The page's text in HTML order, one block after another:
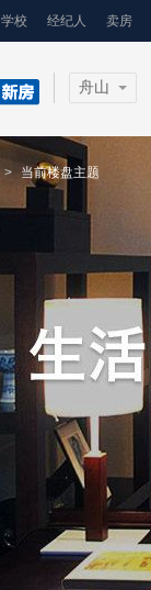
学校 经纪人 卖房
舟山
当前楼盘主题